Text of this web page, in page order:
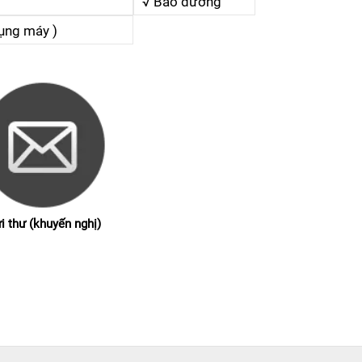
máy )
thư (khuyến nghị)